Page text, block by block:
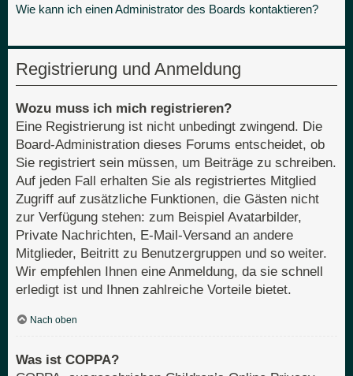
Wie kann ich einen Administrator des Boards kontaktieren?
Registrierung und Anmeldung
Wozu muss ich mich registrieren?
Eine Registrierung ist nicht unbedingt zwingend. Die
Board-Administration dieses Forums entscheidet, ob
Sie registriert sein müssen, um Beiträge zu schreiben.
Auf jeden Fall erhalten Sie als registriertes Mitglied
Zugriff auf zusätzliche Funktionen, die Gästen nicht
zur Verfügung stehen: zum Beispiel Avatarbilder,
Private Nachrichten, E-Mail-Versand an andere
Mitglieder, Beitritt zu Benutzergruppen und so weiter.
Wir empfehlen Ihnen eine Anmeldung, da sie schnell
erledigt ist und Ihnen zahlreiche Vorteile bietet.
Nach oben
Was ist COPPA?